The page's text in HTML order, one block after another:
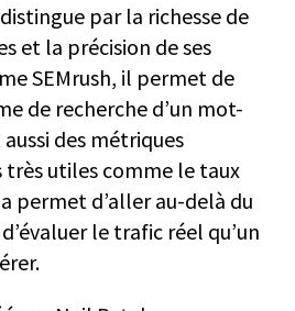
par la richesse de
et la précision de ses
SEMrush, il permet de
de recherche d’un mot-
des métriques
utiles comme le taux
permet d’aller au-delà du
le trafic réel qu’un